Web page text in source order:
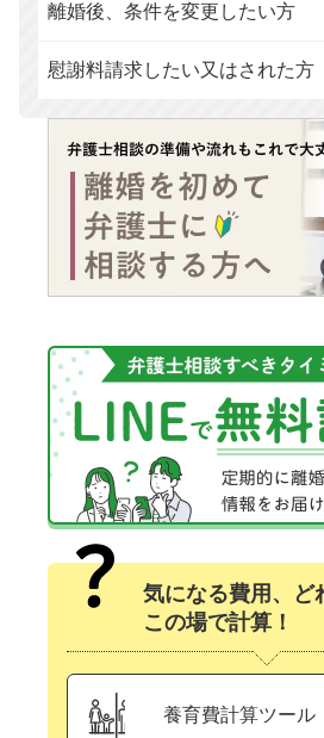
離婚後、条件を変更したい方
慰謝料請求したい又はされた方
気になる費用、ど
この場で計算！
養育費計算ツール